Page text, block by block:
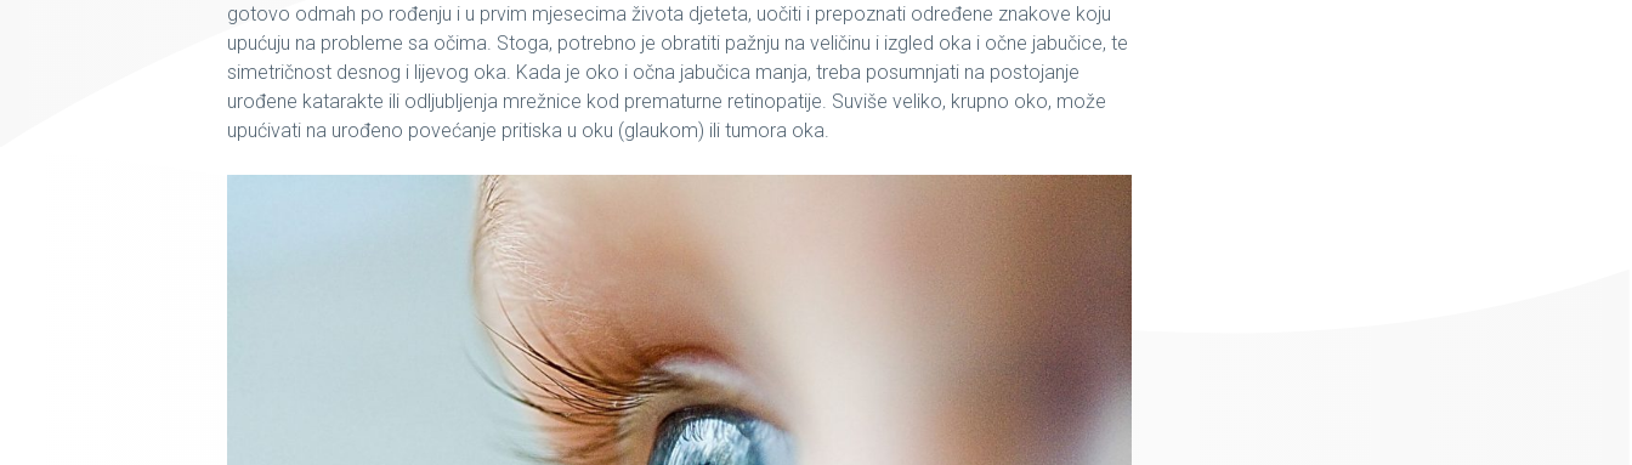
gotovo odmah po rođenju i u prvim mjesecima života djeteta, uočiti i prepoznati određene znakove koju
upućuju na probleme sa očima. Stoga, potrebno je obratiti pažnju na veličinu i izgled oka i očne jabučice, te
simetričnost desnog i lijevog oka. Kada je oko i očna jabučica manja, treba posumnjati na postojanje
urođene katarakte ili odljubljenja mrežnice kod prematurne retinopatije. Suviše veliko, krupno oko, može
upućivati na urođeno povećanje pritiska u oku (glaukom) ili tumora oka.